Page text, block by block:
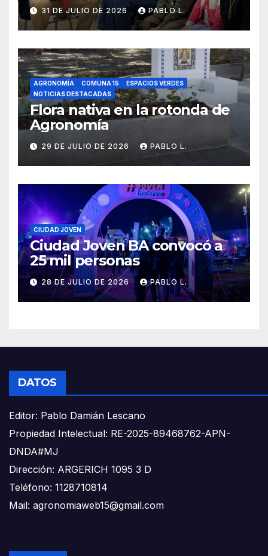
31 DE JULIO DE 2026 PABLO L.
AGRONOMÍA COMUNA 15
ESPACIOS VERDES
NOTICIAS DESTACADAS
Flora nativa en la rotonda de
Agronomía
29 DE JULIO DE 2026 PABLO L.
CIUDAD JOVEN
Ciudad Joven BA convocó a
25 mil personas
28 DE JULIO DE 2026 PABLO L.
DATOS
Editor: Pablo Damián Lescano
Propiedad Intelectual: RE-2025-89468762-APN-
DNDA#MJ
Dirección: ARGERICH 1095 3 D
Teléfono: 1128710814
Mail: agronomiaweb15@gmail.com